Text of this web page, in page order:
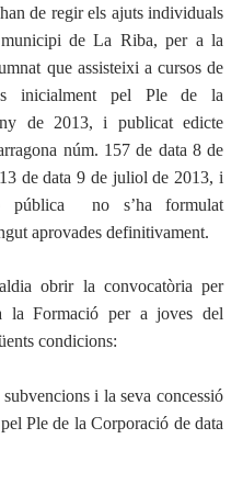
de regir els ajuts individuals
de La Riba, per a la
que assisteixi a cursos de
inicialment pel Ple de la
de 2013, i publicat edicte
núm. 157 de data 8 de
de data 9 de juliol de 2013, i
pública no s’ha formulat
aprovades definitivament.
obrir la convocatòria per
la Formació per a joves del
condicions:
i la seva concessió
Ple de la Corporació de data